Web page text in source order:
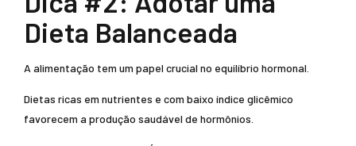
Dieta Balanceada
A alimentação tem um papel crucial no equilíbrio hormonal.
Dietas ricas em nutrientes e com baixo índice glicêmico
favorecem a produção saudável de hormônios.